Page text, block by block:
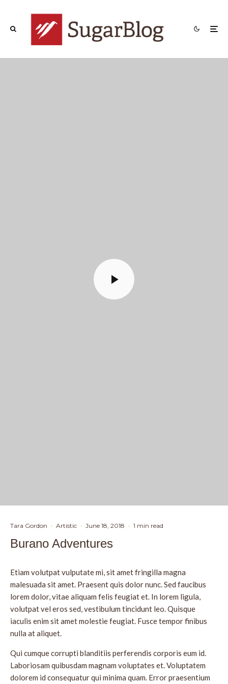
Tara Gordon · Artistic · June 18, 2018 · 1 min read
Burano Adventures
Etiam volutpat vulputate mi, sit amet fringilla magna
malesuada sit amet. Praesent quis dolor nunc. Sed faucibus
lorem dolor, vitae aliquam felis feugiat et. In lorem ligula,
volutpat vel eros sed, vestibulum tincidunt leo. Quisque
iaculis enim sit amet molestie feugiat. Fusce tempor finibus
nulla at aliquet.
Qui cumque corrupti blanditiis perferendis corporis eum id.
Laboriosam quibusdam magnam voluptates et. Voluptatem
dolorem id consequatur qui minima quam. Error praesentium